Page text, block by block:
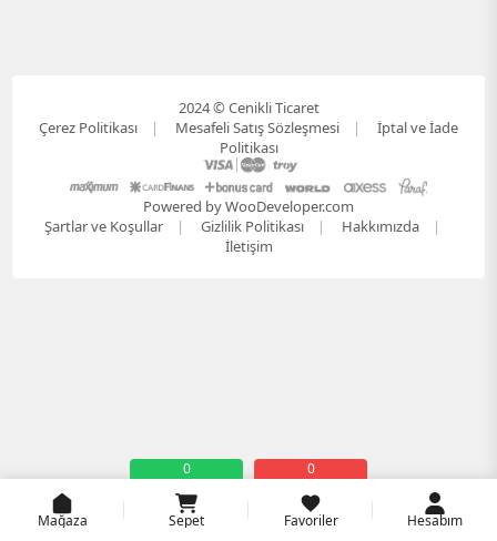
2024 © Cenikli Ticaret
Çerez Politikası
Mesafeli Satış Sözleşmesi
İptal ve İade
Politikası
Powered by WooDeveloper.com
Şartlar ve Koşullar
Gizlilik Politikası
Hakkımızda
İletişim
Mağaza
0
Sepet
0
Favoriler Hesabım